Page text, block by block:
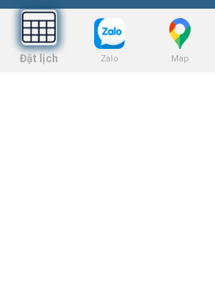
Đặt lịch Zalo Map